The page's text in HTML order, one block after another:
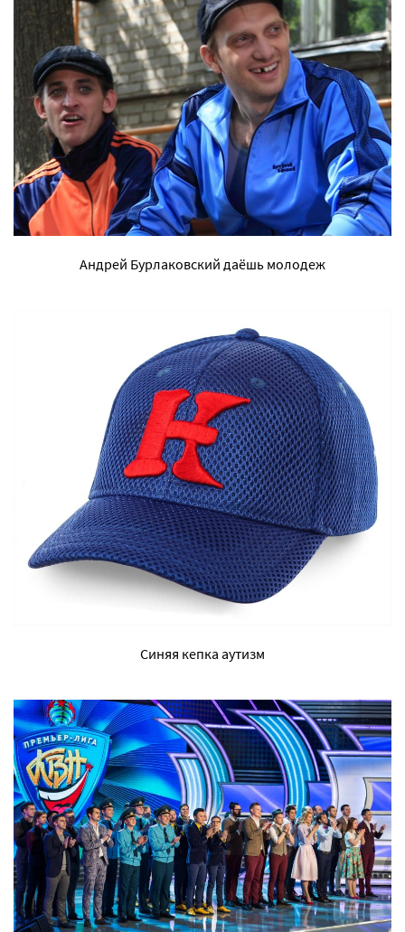
Андрей Бурлаковский даёшь молодеж
Синяя кепка аутизм